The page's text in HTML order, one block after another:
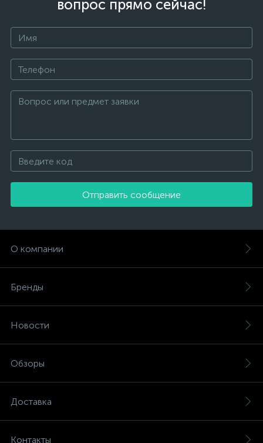
вопрос прямо сейчас!
Отправить сообщение
О компании
Бренды
Новости
Обзоры
Доставка
Контакты